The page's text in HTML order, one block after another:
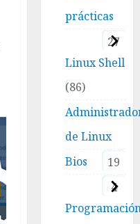
prácticas
27
Linux Shell
86
de Linux
19
Bios
4